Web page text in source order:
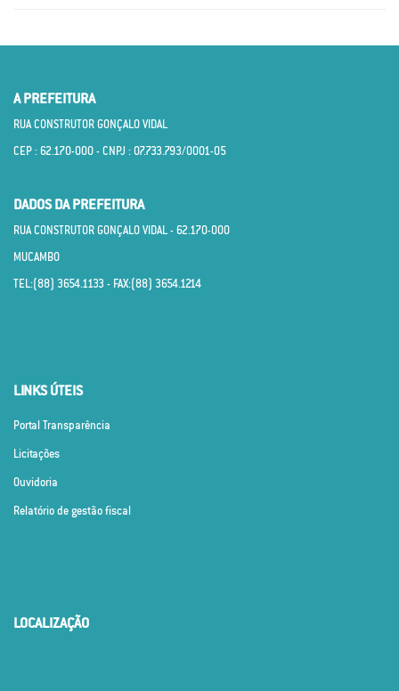
A PREFEITURA
RUA CONSTRUTOR GONÇALO VIDAL
CEP : 62.170­-000 - CNPJ : 07.733.793/0001­-05
DADOS DA PREFEITURA
RUA CONSTRUTOR GONÇALO VIDAL - 62.170­-000
MUCAMBO
TEL:(88) 3654.1133 - FAX:(88) 3654.1214
LINKS ÚTEIS
Portal Transparência
Licitações
Ouvidoria
Relatório de gestão fiscal
LOCALIZAÇÃO